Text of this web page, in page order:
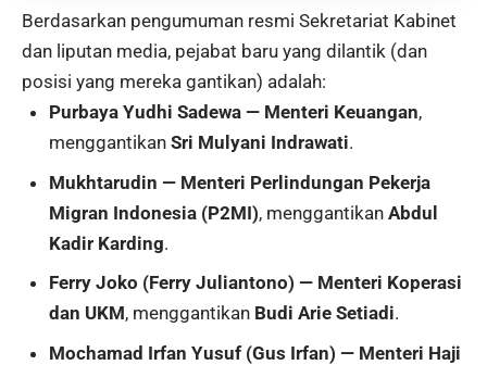
Berdasarkan pengumuman resmi Sekretariat Kabinet
dan liputan media, pejabat baru yang dilantik (dan
posisi yang mereka gantikan) adalah:
Purbaya Yudhi Sadewa — Menteri Keuangan,
menggantikan Sri Mulyani Indrawati.
Mukhtarudin — Menteri Perlindungan Pekerja
Migran Indonesia (P2MI), menggantikan Abdul
Kadir Karding.
Ferry Joko (Ferry Juliantono) — Menteri Koperasi
dan UKM, menggantikan Budi Arie Setiadi.
Mochamad Irfan Yusuf (Gus Irfan) — Menteri Haji